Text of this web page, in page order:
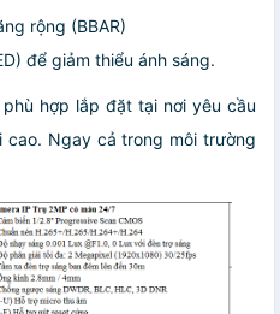
rộng (BBAR)
để giảm thiểu ánh sáng.
hợp lắp đặt tại nơi yêu cầu
cao. Ngay cả trong môi trường